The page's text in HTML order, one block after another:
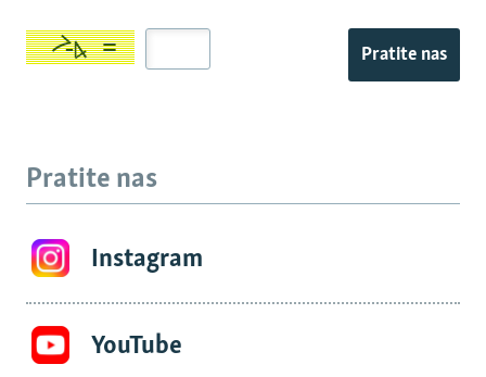
Pratite nas
Pratite nas
Instagram
YouTube